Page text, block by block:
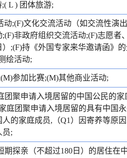
L ) 团体旅游;
动;(F)文化交流活动（如交流性演
非政府组织交流活动;(F)志愿者
）;(F)持《外国专家来华邀请函》的
绘活动;
参加比赛;(M)其他商业活动;
团聚申请入境居留的中国公民的家
庭团聚申请入境居留的具有中国
人的家庭成员,（Q1）因寄养等原
员;
期探亲（不超过180日）的居住在